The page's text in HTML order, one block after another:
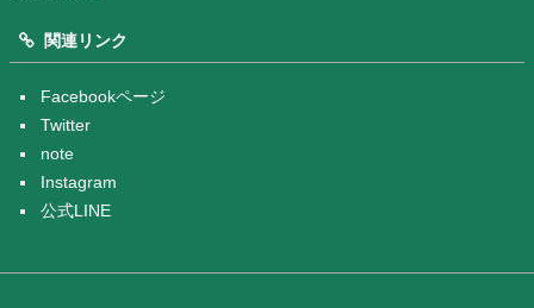
関連リンク
Facebookページ
Twitter
note
Instagram
公式LINE